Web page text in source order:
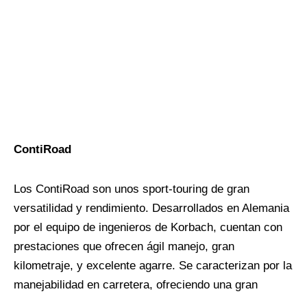
ContiRoad
Los ContiRoad son unos sport-touring de gran
versatilidad y rendimiento. Desarrollados en Alemania
por el equipo de ingenieros de Korbach, cuentan con
prestaciones que ofrecen ágil manejo, gran
kilometraje, y excelente agarre. Se caracterizan por la
manejabilidad en carretera, ofreciendo una gran